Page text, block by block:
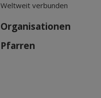
Weltweit verbunden
Organisationen
Pfarren